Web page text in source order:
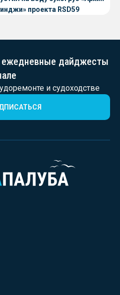
проекта RSD59
ежедневные дайджесты
и судоходстве